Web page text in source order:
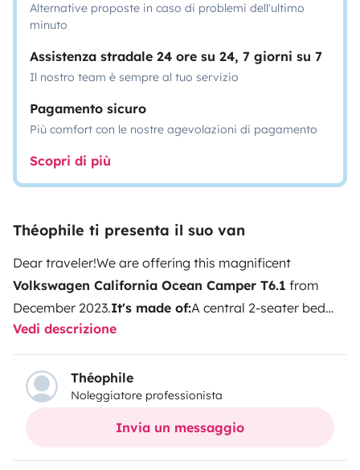
Alternative proposte in caso di problemi dell'ultimo
minuto
Assistenza stradale 24 ore su 24, 7 giorni su 7
Il nostro team è sempre al tuo servizio
Pagamento sicuro
Più comfort con le nostre agevolazioni di pagamento
Scopri di più
Théophile ti presenta il suo van
Dear traveler!We are offering this magnificent
Volkswagen California Ocean Camper T6.1 from
December 2023.It's made of:A central 2-seater bed
and a 2-seater sunroof bed
(fridge, 2 burners and sink)An indoor dining area (table
and swivel seats)An outdoor dining area protected by
an awning (folding table and chair)
The ideal campervan for your road trips with
Bordeaux castles, Atlantic seacoast, South-West
Vedi descrizione
Théophile
Noleggiatore professionista
Invia un messaggio